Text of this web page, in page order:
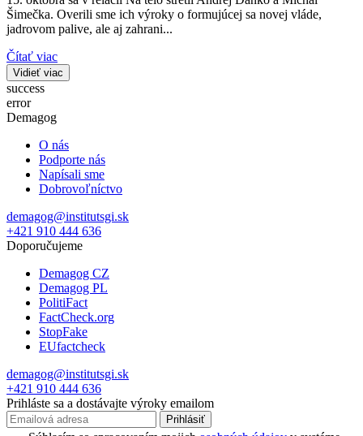
Šimečka. Overili sme ich výroky o formujúcej sa novej vláde,
jadrovom palive, ale aj zahrani...
Čítať viac
Vidieť viac
success
error
Demagog
O nás
Podporte nás
Napísali sme
Dobrovoľníctvo
demagog@institutsgi.sk
+421 910 444 636
Doporučujeme
Demagog CZ
Demagog PL
PolitiFact
FactCheck.org
StopFake
EUfactcheck
demagog@institutsgi.sk
+421 910 444 636
Prihláste sa a dostávajte výroky emailom
Prihlásiť